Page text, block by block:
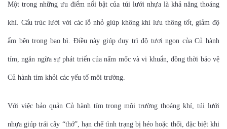
Một trong những ưu điểm nổi bật của túi lưới nhựa là khả năng thoáng
khí. Cấu trúc lưới với các lỗ nhỏ giúp không khí lưu thông tốt, giảm độ
ẩm bên trong bao bì. Điều này giúp duy trì độ tươi ngon của Củ hành
tím, ngăn ngừa sự phát triển của nấm mốc và vi khuẩn, đồng thời bảo vệ
Củ hành tím khỏi các yếu tố môi trường.
Với việc bảo quản Củ hành tím trong môi trường thoáng khí, túi lưới
nhựa giúp trái cây “thở”, hạn chế tình trạng bị héo hoặc thối, đặc biệt khi